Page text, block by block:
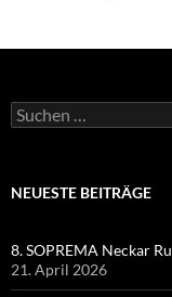
Suchen
nach:
NEUESTE BEITRÄGE
8. SOPREMA Neckar
21. April 2026